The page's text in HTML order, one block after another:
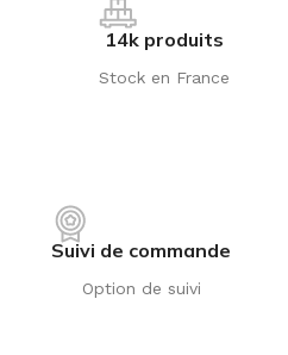
14k produits
Stock en France
Suivi de commande
Option de suivi